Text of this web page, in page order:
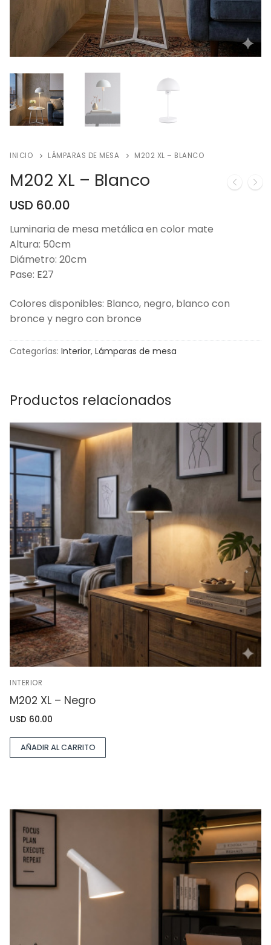
INICIO LÁMPARAS DE MESA M202 XL – BLANCO
M202 XL – Blanco
USD 60.00
Luminaria de mesa metálica en color mate
Altura: 50cm
Diámetro: 20cm
Pase: E27
Colores disponibles: Blanco, negro, blanco con
bronce y negro con bronce
Categorías: Interior, Lámparas de mesa
Productos relacionados
INTERIOR
M202 XL – Negro
USD 60.00
AÑADIR AL CARRITO